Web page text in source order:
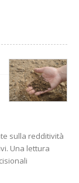
sulla redditività
Una lettura